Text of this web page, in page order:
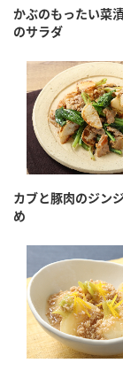
クイック
ふりかけ
炊き込み
つゆ
鍋なび
納豆のサイト
PIN印
三ツ判山吹
千夜
お酢を知ろう！
すしラボ
ぽん酢サワー
納豆の豆知識
ミ
各
お
ニュースリリース
お客様相
お客様の声をい
お問い合わせ
地図から取り扱
かぶのもったい菜
のサラダ
カブと豚肉のジン
め